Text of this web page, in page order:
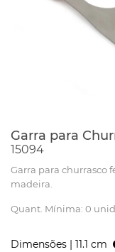
Garra para
15094
Garra para churrasco
madeira.
Quant. Mínima: 0
Dimensões | 11.1 cm